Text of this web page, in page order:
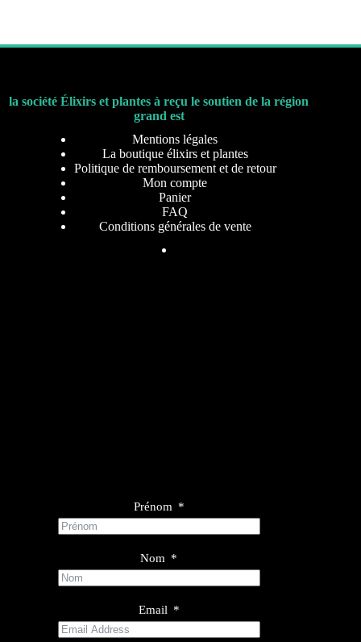
la société Élixirs et plantes à reçu le soutien de la région
grand est
Mentions légales
La boutique élixirs et plantes
Politique de remboursement et de retour
Mon compte
Panier
FAQ
Conditions générales de vente
Prénom
Nom
Email